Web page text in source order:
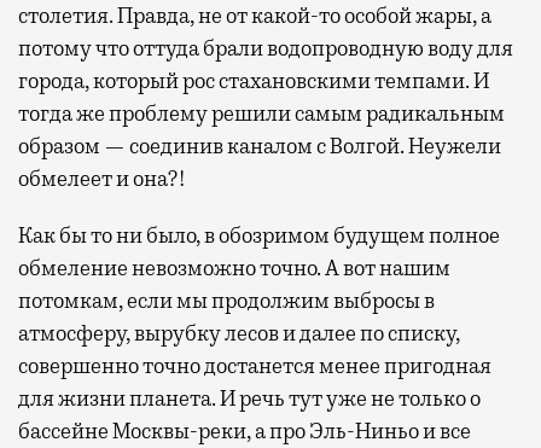
столетия. Правда, не от какой-то особой жары, а
потому что оттуда брали водопроводную воду для
города, который рос стахановскими темпами. И
тогда же проблему решили самым радикальным
образом — соединив каналом с Волгой. Неужели
обмелеет и она?!
Как бы то ни было, в обозримом будущем полное
обмеление невозможно точно. А вот нашим
потомкам, если мы продолжим выбросы в
атмосферу, вырубку лесов и далее по списку,
совершенно точно достанется менее пригодная
для жизни планета. И речь тут уже не только о
бассейне Москвы-реки, а про Эль-Ниньо и все